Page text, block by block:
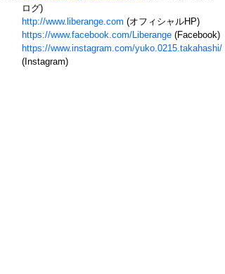
ログ)
http://www.liberange.com (オフィシャルHP)
https://www.facebook.com/Liberange (Facebook)
https://www.instagram.com/yuko.0215.takahashi/
(Instagram)